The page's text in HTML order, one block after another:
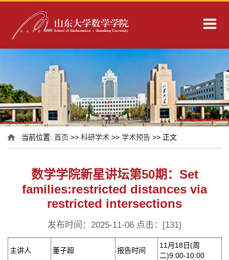
当前位置:首页 >>科研学术 >>学术预告 >> 正文
数学学院新星讲坛第50期：Set
families:restricted distances via
restricted intersections
发布时间：2025-11-06 点击：[131]
主讲人 董子超 报告时间
11月18日(周
二)9:00-10:00